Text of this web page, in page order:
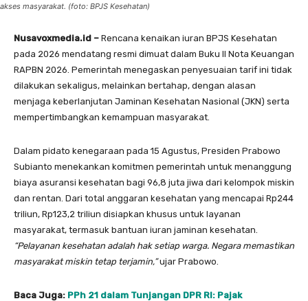
akses masyarakat. (foto: BPJS Kesehatan)
Nusavoxmedia.id – Rencana kenaikan iuran BPJS Kesehatan
pada 2026 mendatang resmi dimuat dalam Buku II Nota Keuangan
RAPBN 2026. Pemerintah menegaskan penyesuaian tarif ini tidak
dilakukan sekaligus, melainkan bertahap, dengan alasan
menjaga keberlanjutan Jaminan Kesehatan Nasional (JKN) serta
mempertimbangkan kemampuan masyarakat.
Dalam pidato kenegaraan pada 15 Agustus, Presiden Prabowo
Subianto menekankan komitmen pemerintah untuk menanggung
biaya asuransi kesehatan bagi 96,8 juta jiwa dari kelompok miskin
dan rentan. Dari total anggaran kesehatan yang mencapai Rp244
triliun, Rp123,2 triliun disiapkan khusus untuk layanan
masyarakat, termasuk bantuan iuran jaminan kesehatan.
“Pelayanan kesehatan adalah hak setiap warga. Negara memastikan
masyarakat miskin tetap terjamin,”ujar Prabowo.
Baca Juga: PPh 21 dalam Tunjangan DPR RI: Pajak